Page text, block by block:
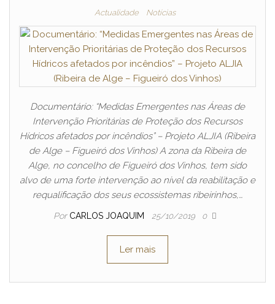
Actualidade Notícias
Documentário: “Medidas Emergentes nas Áreas de
Intervenção Prioritárias de Proteção dos Recursos
Hídricos afetados por incêndios” – Projeto ALJIA (Ribeira
de Alge – Figueiró dos Vinhos) A zona da Ribeira de
Alge, no concelho de Figueiró dos Vinhos, tem sido
alvo de uma forte intervenção ao nível da reabilitação e
requalificação dos seus ecossistemas ribeirinhos,…
Por CARLOS JOAQUIM 25/10/2019 0
Ler mais